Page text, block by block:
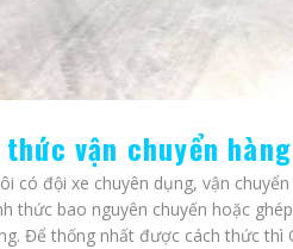
thức vận chuyển
có đội xe chuyên dụng, vận
thức bao nguyên chuyến hoặc
Để thống nhất được cách thức